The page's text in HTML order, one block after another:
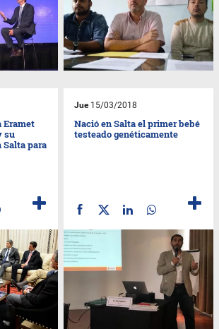
Eramet
su
para
Jue15/03/2018
Nació en Salta el primer bebé
testeado genéticamente